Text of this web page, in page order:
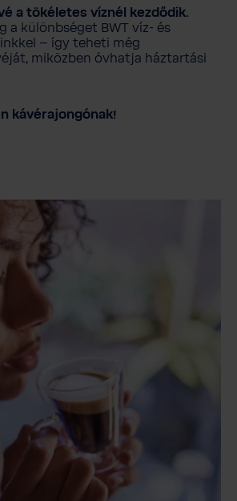
a tökéletes víznél kezdődik.
a különbséget BWT víz- és
– így teheti még
miközben óvhatja háztartási
kávérajongónak!